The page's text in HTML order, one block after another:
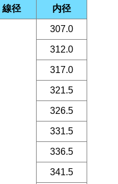
線径 内径
307.0
312.0
317.0
321.5
326.5
331.5
336.5
341.5